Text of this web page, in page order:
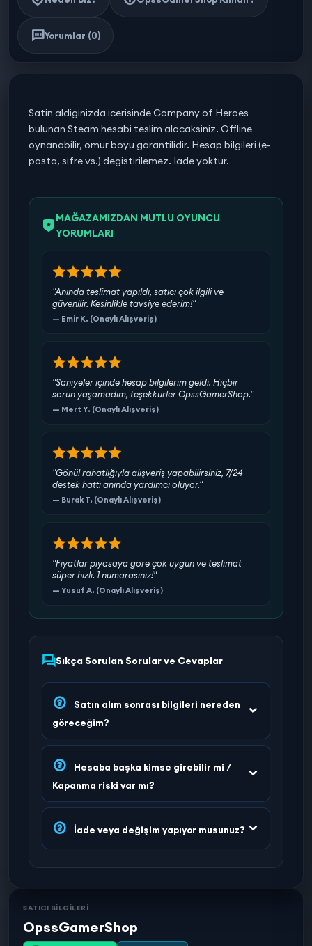
Yorumlar (0)
Satin aldiginizda icerisinde Company of Heroes
bulunan Steam hesabi teslim alacaksiniz. Offline
oynanabilir, omur boyu garantilidir. Hesap bilgileri (e-
posta, sifre vs.) degistirilemez. Iade yoktur.
MAĞAZAMIZDAN MUTLU OYUNCU
YORUMLARI
"Anında teslimat yapıldı, satıcı çok ilgili ve
güvenilir. Kesinlikle tavsiye ederim!"
— Emir K. (Onaylı Alışveriş)
"Saniyeler içinde hesap bilgilerim geldi. Hiçbir
sorun yaşamadım, teşekkürler OpssGamerShop."
— Mert Y. (Onaylı Alışveriş)
"Gönül rahatlığıyla alışveriş yapabilirsiniz, 7/24
destek hattı anında yardımcı oluyor."
— Burak T. (Onaylı Alışveriş)
"Fiyatlar piyasaya göre çok uygun ve teslimat
süper hızlı. 1 numarasınız!"
— Yusuf A. (Onaylı Alışveriş)
Sıkça Sorulan Sorular ve Cevaplar
Satın alım sonrası bilgileri nereden
göreceğim?
Hesaba başka kimse girebilir mi /
Kapanma riski var mı?
İade veya değişim yapıyor musunuz?
SATICI BİLGİLERİ
OpssGamerShop